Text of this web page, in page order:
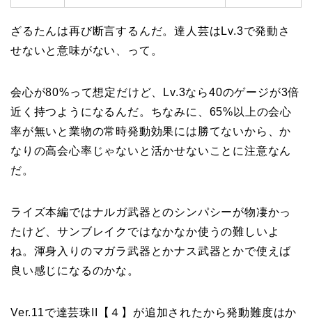
ざるたんは再び断言するんだ。達人芸はLv.3で発動さ
せないと意味がない、って。
会心が80%って想定だけど、Lv.3なら40のゲージが3倍
近く持つようになるんだ。ちなみに、65%以上の会心
率が無いと業物の常時発動効果には勝てないから、か
なりの高会心率じゃないと活かせないことに注意なん
だ。
ライズ本編ではナルガ武器とのシンパシーが物凄かっ
たけど、サンブレイクではなかなか使うの難しいよ
ね。渾身入りのマガラ武器とかナス武器とかで使えば
良い感じになるのかな。
Ver.11で達芸珠II【４】が追加されたから発動難度はか